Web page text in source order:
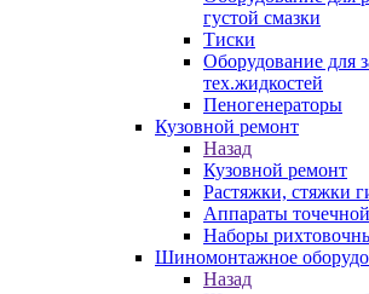
густой смазки
Тиски
Оборудование для
тех.жидкостей
Пеногенераторы
Кузовной ремонт
Назад
Кузовной ремонт
Растяжки, стяжки
Аппараты
Наборы
Шиномонтажное
Назад